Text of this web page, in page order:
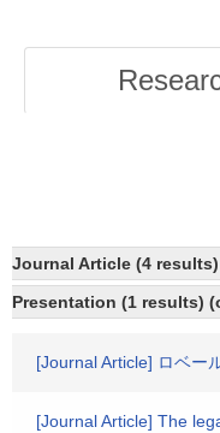
Journal Article (4
Presentation (1 results)
[Journal Article] ロベー
[Journal Article] The